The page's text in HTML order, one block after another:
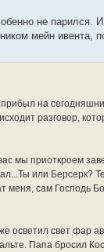
не парился.
мейн ивента,
на
разговор,
мы приоткроем
или Берсерк?
сам Господь
осветил свет
Папа бросил